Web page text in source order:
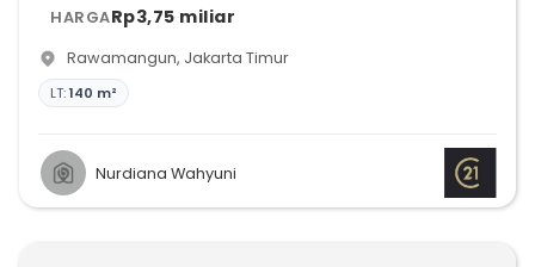
HARGARp3,75 miliar
Rawamangun, Jakarta Timur
LT:140 m²
Nurdiana Wahyuni